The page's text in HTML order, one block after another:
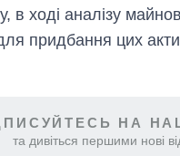
в ході аналізу
придбання цих
НА
та дивіться першими нові